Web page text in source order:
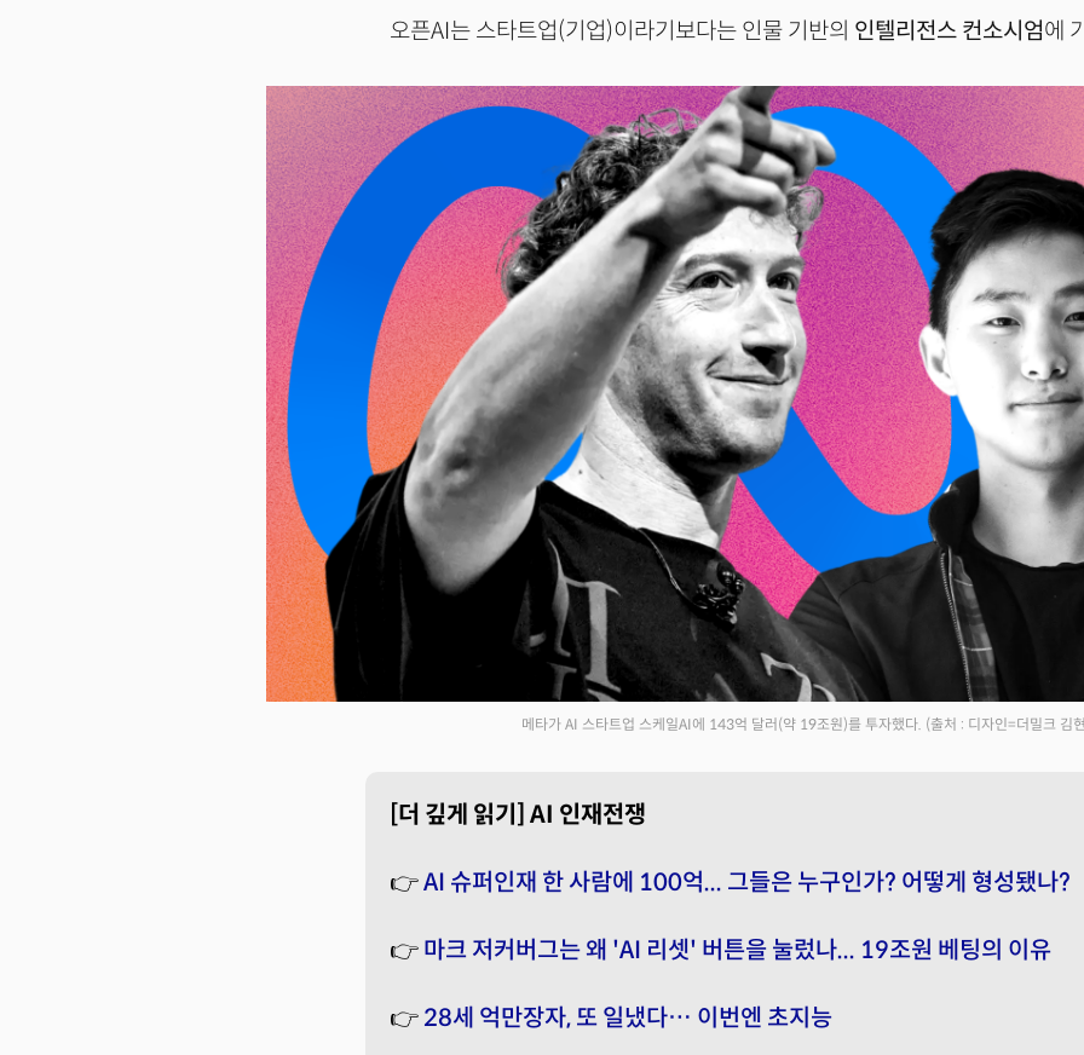
오픈AI는 스타트업(기업)이라기보다는 인물 기반의 인텔리전스 컨소시엄에
메타가 AI 스타트업 스케일AI에 143억 달러(약 19조원)를 투자했다. (출처 : 디자인=더밀크 김
[더 깊게 읽기] AI 인재전쟁
👉AI 슈퍼인재 한 사람에 100억... 그들은 누구인가? 어떻게 형성됐나?
👉 마크 저커버그는 왜 'AI 리셋' 버튼을 눌렀나... 19조원 베팅의 이유
👉 28세 억만장자, 또 일냈다… 이번엔 초지능